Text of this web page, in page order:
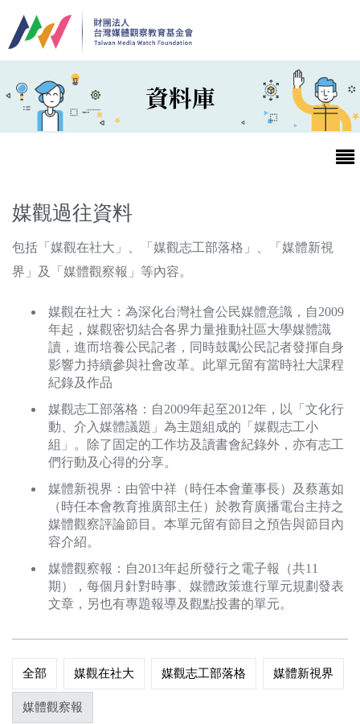
資料庫
最新消息
最新消息
監督觀察
優質兒少
媒體素養
研究計畫
申訴
捐款支持
媒觀過往資料
包括「媒觀在社大」、「媒觀志工部落格」、「媒體新視
界」及「媒體觀察報」等內容。
媒觀在社大：為深化台灣社會公民媒體意識，自2009
年起，媒觀密切結合各界力量推動社區大學媒體識
讀，進而培養公民記者，同時鼓勵公民記者發揮自身
影響力持續參與社會改革。此單元留有當時社大課程
紀錄及作品
媒觀志工部落格：自2009年起至2012年，以「文化行
動、介入媒體議題」為主題組成的「媒觀志工小
組」。除了固定的工作坊及讀書會紀錄外，亦有志工
們行動及心得的分享。
媒體新視界：由管中祥（時任本會董事長）及蔡蕙如
（時任本會教育推廣部主任）於教育廣播電台主持之
媒體觀察評論節目。本單元留有節目之預告與節目內
容介紹。
媒體觀察報：自2013年起所發行之電子報（共11
期），每個月針對時事、媒體政策進行單元規劃發表
文章，另也有專題報導及觀點投書的單元。
全部 媒觀在社大 媒觀志工部落格 媒體新視界
媒體觀察報